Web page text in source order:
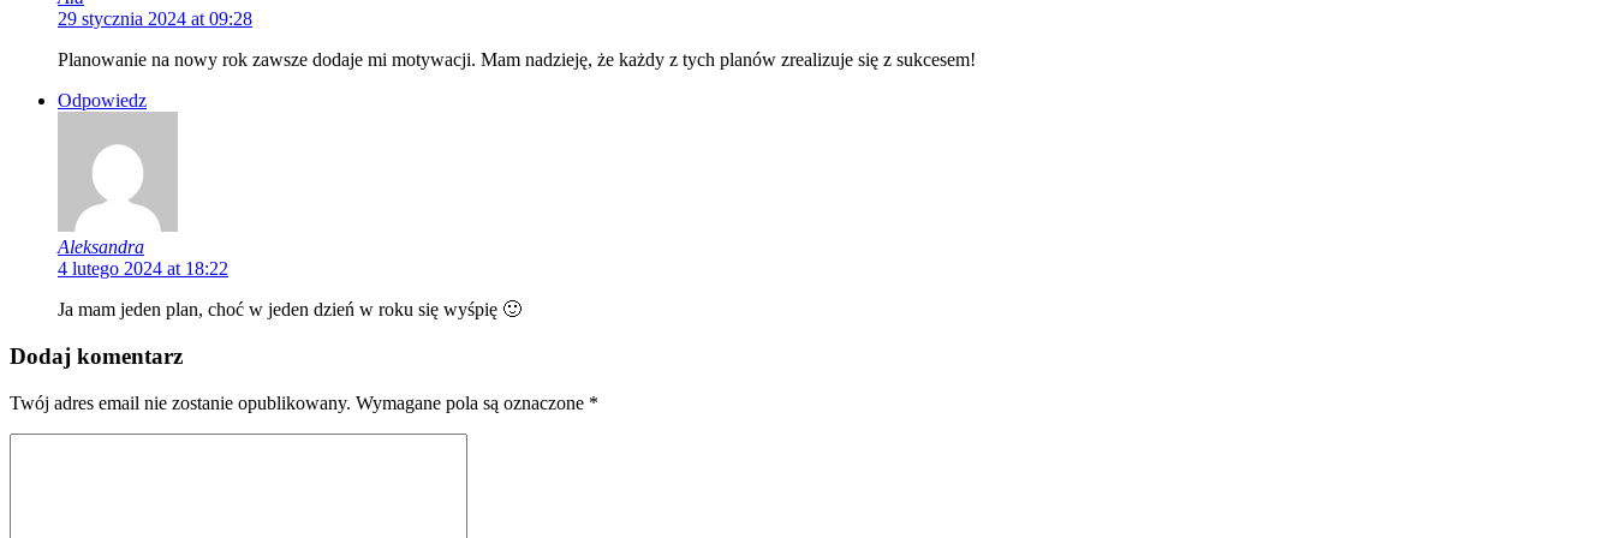
29 stycznia 2024 at 09:28
Planowanie na nowy rok zawsze dodaje mi motywacji. Mam nadzieję, że każdy z tych planów zrealizuje się z sukcesem!
Odpowiedz
Aleksandra
4 lutego 2024 at 18:22
Ja mam jeden plan, choć w jeden dzień w roku się wyśpię 🙂
Dodaj komentarz
Twój adres email nie zostanie opublikowany. Wymagane pola są oznaczone *